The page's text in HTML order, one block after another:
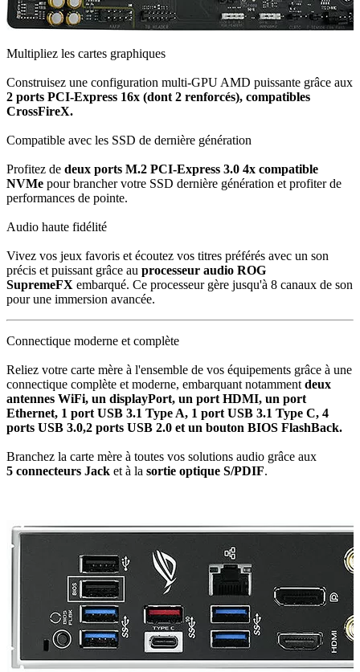
Multipliez les cartes graphiques
Construisez une configuration multi-GPU AMD puissante grâce aux
2 ports PCI-Express 16x (dont 2 renforcés), compatibles
CrossFireX.
Compatible avec les SSD de dernière génération
Profitez de deux ports M.2 PCI-Express 3.0 4x compatible
NVMe pour brancher votre SSD dernière génération et profiter de
performances de pointe.
Audio haute fidélité
Vivez vos jeux favoris et écoutez vos titres préférés avec un son
précis et puissant grâce au processeur audio ROG
SupremeFX embarqué. Ce processeur gère jusqu'à 8 canaux de son
pour une immersion avancée.
Connectique moderne et complète
Reliez votre carte mère à l'ensemble de vos équipements grâce à une
connectique complète et moderne, embarquant notamment deux
antennes WiFi, un displayPort, un port HDMI, un port
Ethernet, 1 port USB 3.1 Type A, 1 port USB 3.1 Type C, 4
ports USB 3.0,2 ports USB 2.0 et un bouton BIOS FlashBack.
Branchez la carte mère à toutes vos solutions audio grâce aux
5 connecteurs Jack et à la sortie optique S/PDIF.